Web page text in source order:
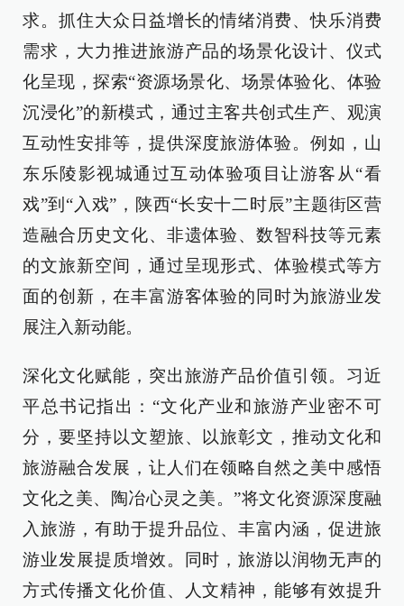
求。抓住大众日益增长的情绪消费、快乐消费
需求，大力推进旅游产品的场景化设计、仪式
化呈现，探索“资源场景化、场景体验化、体验
沉浸化”的新模式，通过主客共创式生产、观演
互动性安排等，提供深度旅游体验。例如，山
东乐陵影视城通过互动体验项目让游客从“看
戏”到“入戏”，陕西“长安十二时辰”主题街区营
造融合历史文化、非遗体验、数智科技等元素
的文旅新空间，通过呈现形式、体验模式等方
面的创新，在丰富游客体验的同时为旅游业发
展注入新动能。
深化文化赋能，突出旅游产品价值引领。习近
平总书记指出：“文化产业和旅游产业密不可
分，要坚持以文塑旅、以旅彰文，推动文化和
旅游融合发展，让人们在领略自然之美中感悟
文化之美、陶冶心灵之美。”将文化资源深度融
入旅游，有助于提升品位、丰富内涵，促进旅
游业发展提质增效。同时，旅游以润物无声的
方式传播文化价值、人文精神，能够有效提升